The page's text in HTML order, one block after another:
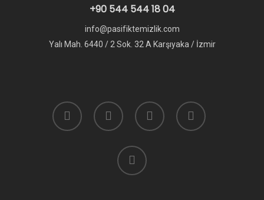
+90 544 544 18 04
info@pasifiktemizlik.com
Yalı Mah. 6440 / 2 Sok. 32 A Karşıyaka / İzmir
facebook instagram whatsapp phone
email